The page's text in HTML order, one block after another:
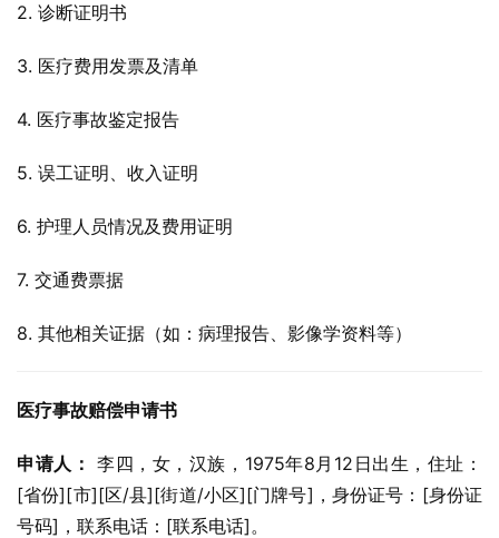
2. 诊断证明书
3. 医疗费用发票及清单
4. 医疗事故鉴定报告
5. 误工证明、收入证明
6. 护理人员情况及费用证明
7. 交通费票据
8. 其他相关证据（如：病理报告、影像学资料等）
医疗事故赔偿申请书
申请人： 李四，女，汉族，1975年8月12日出生，住址：
[省份][市][区/县][街道/小区][门牌号]，身份证号：[身份证
号码]，联系电话：[联系电话]。